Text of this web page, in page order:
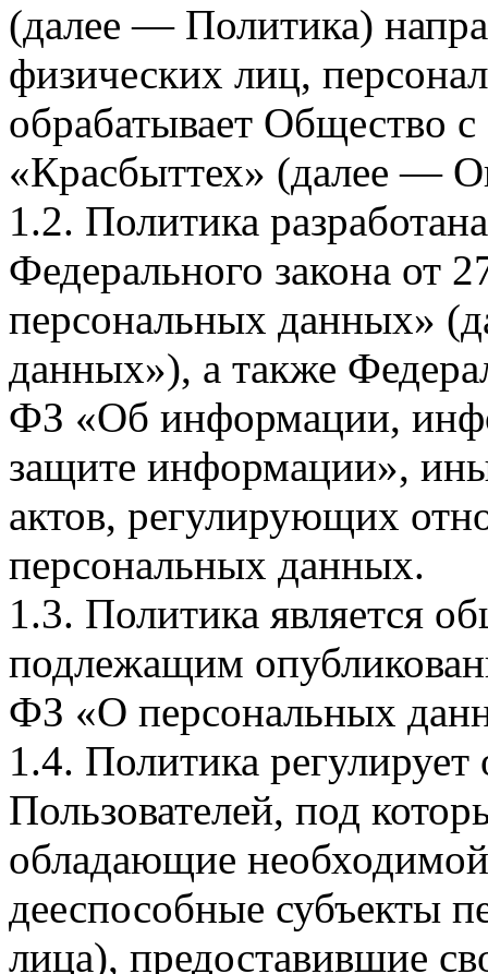
(далее — Политика)
физических лиц,
обрабатывает Общество
«Красбыттех» (далее —
1.2. Политика
Федерального закона
персональных данных»
данных»), а также
ФЗ «Об информации,
защите информации»,
актов, регулирующих
персональных данных.
1.3. Политика является
подлежащим
ФЗ «О персональных
1.4. Политика
Пользователей, под
обладающие
дееспособные субъекты
лица), предоставившие